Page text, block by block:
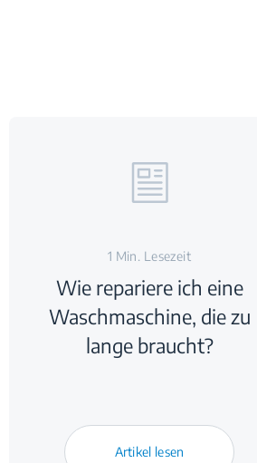
1 Min. Lesezeit
Wie repariere ich eine
Waschmaschine, die zu
lange braucht?
Artikel lesen